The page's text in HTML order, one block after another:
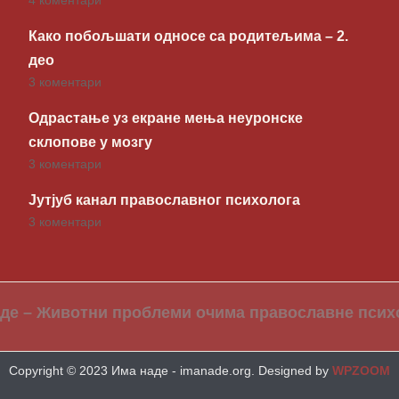
Како побољшати односе са родитељима – 2.
део
3 коментари
Одрастање уз екране мења неуронске
склопове у мозгу
3 коментари
Јутјуб канал православног психолога
3 коментари
– Животни проблеми очима православне
Copyright © 2023 Има наде - imanade.org. Designed by WPZOOM